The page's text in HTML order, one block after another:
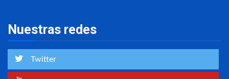
Nuestras redes
Twitter